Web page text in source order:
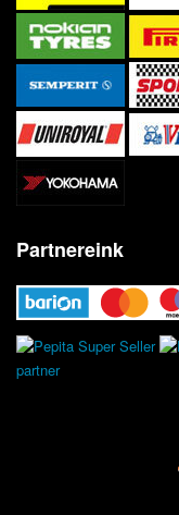
Partnereink
partner